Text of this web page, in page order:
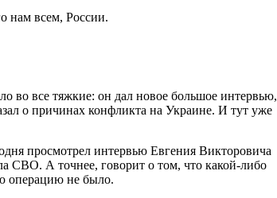
нам всем, России.
во все тяжкие: он дал новое большое интервью,
о причинах конфликта на Украине. И тут уже
просмотрел интервью Евгения Викторовича
СВО. А точнее, говорит о том, что какой-либо
операцию не было.